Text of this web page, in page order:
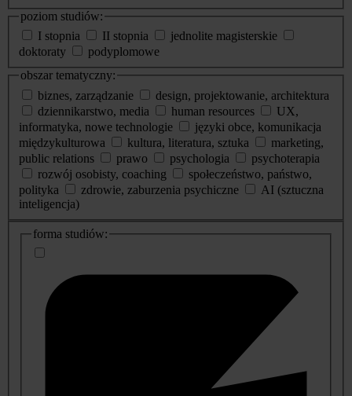
poziom studiów:
I stopnia
II stopnia
jednolite magisterskie
doktoraty
podyplomowe
obszar tematyczny:
biznes, zarządzanie
design, projektowanie, architektura
dziennikarstwo, media
human resources
UX,
informatyka, nowe technologie
języki obce, komunikacja
międzykulturowa
kultura, literatura, sztuka
marketing,
public relations
prawo psychologia
psychoterapia
rozwój osobisty, coaching
społeczeństwo, państwo,
polityka
zdrowie, zaburzenia psychiczne
AI (sztuczna
inteligencja)
dodatkowe
informacje
forma studiów: